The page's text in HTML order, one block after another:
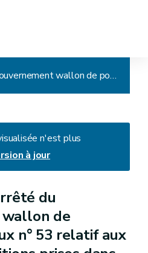
Arrêté du Gouvernement wallon de pouvoirs spéciaux n° 53 relatif aux diverses dispositions prises dans le cadre du déconfinement COVID-19 pour les secteurs de la santé, du handicap et de l'action sociale
n'est plus
à jour
du
de
n° 53 relatif aux